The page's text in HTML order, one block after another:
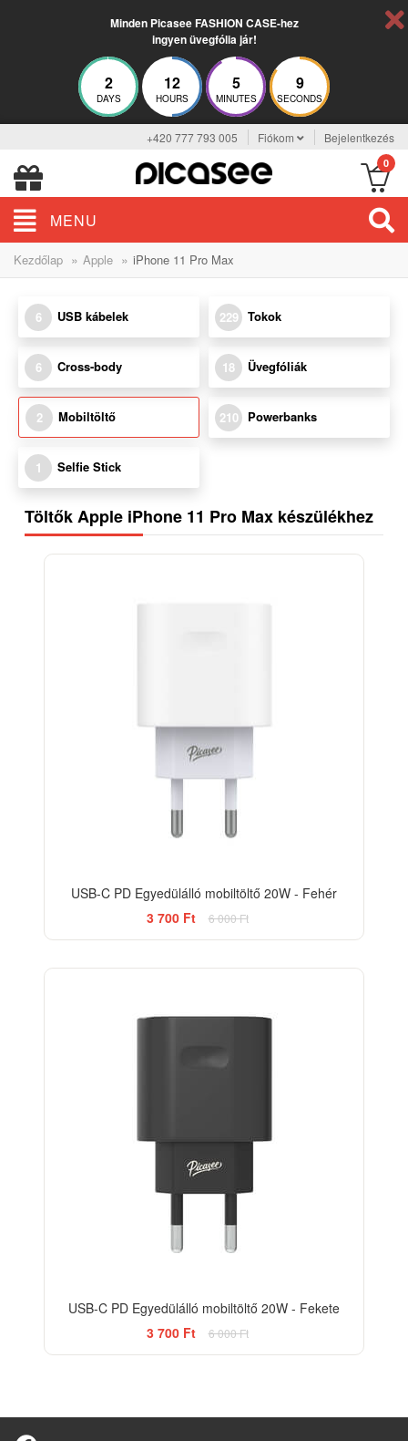
Minden Picasee FASHION CASE-hez
ingyen üvegfólia jár!
2
DAYS
12
HOURS
5
MINUTES
9
SECONDS
+420 777 793 005 Fiókom Bejelentkezés
0
MENU
Kezdőlap » Apple » iPhone 11 Pro Max
6 USB kábelek 229 Tokok
6 Cross-body 18 Üvegfóliák
2 Mobiltöltő 210 Powerbanks
1 Selfie Stick
Töltők Apple iPhone 11 Pro Max készülékhez
USB-C PD Egyedülálló mobiltöltő 20W - Fehér
3 700 Ft
6 000 Ft
USB-C PD Egyedülálló mobiltöltő 20W - Fekete
3 700 Ft
6 000 Ft